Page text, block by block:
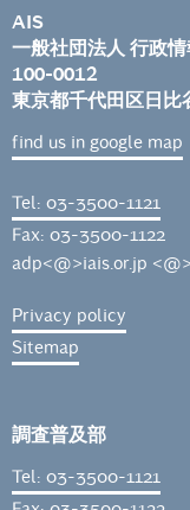
AIS
一般社団法人 行政
100-0012
東京都千代田区日
find us in google map
Tel: 03-3500-1121
Fax: 03-3500-1122
adp<@>iais.or.jp
Privacy policy
Sitemap
調査普及部
Tel: 03-3500-1121